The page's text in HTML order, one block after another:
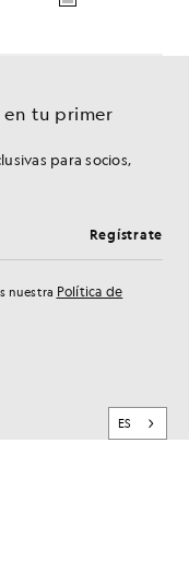
en tu primer
para socios,
Regístrate
nuestra Política de
ES